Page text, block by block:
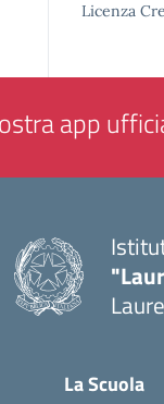
Licenza
app
La Scuola